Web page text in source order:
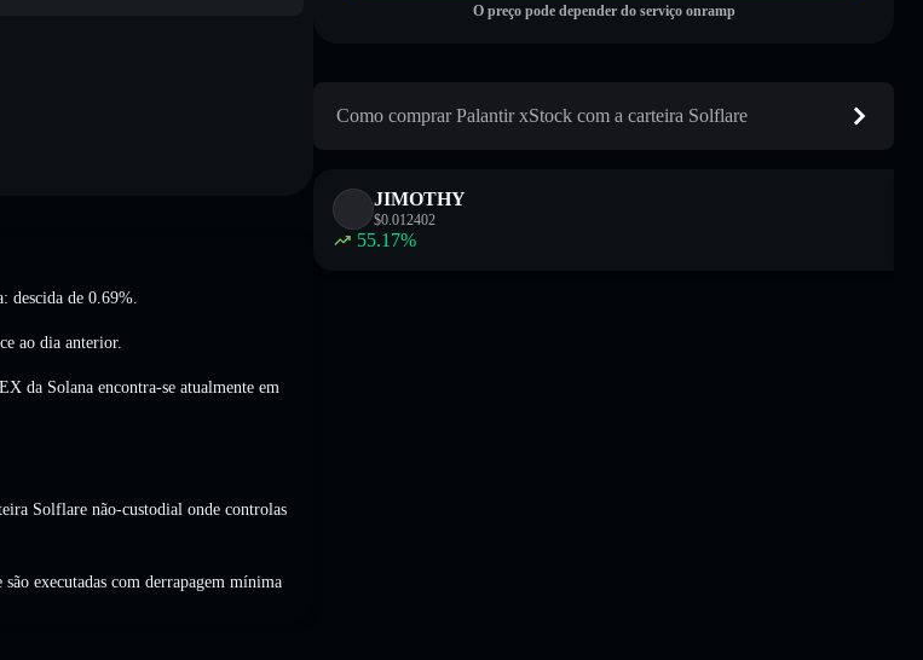
descida de 0.69%
ao dia anterior.
da Solana encontra-se atualmente em
Solflare não-custodial onde controlas
executadas com derrapagem mínima
O preço pode depender do serviço onramp
Como comprar Palantir xStock com a carteira Solflare
JIMOTHY
$0.012402
55.17%